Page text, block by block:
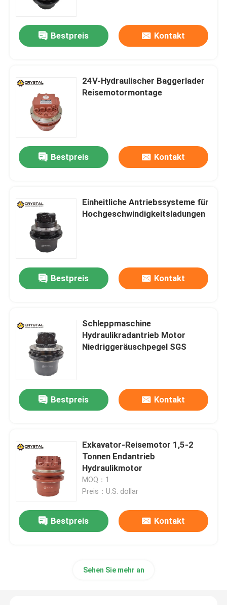
Bestpreis Kontakt
24V-Hydraulischer Baggerlader
Reisemotormontage
Bestpreis Kontakt
Einheitliche Antriebssysteme für
Hochgeschwindigkeitsladungen
Bestpreis Kontakt
Schleppmaschine
Hydraulikradantrieb Motor
Niedriggeräuschpegel SGS
Bestpreis Kontakt
Exkavator-Reisemotor 1,5-2
Tonnen Endantrieb
Hydraulikmotor
MOQ：1
Preis：U.S. dollar
Bestpreis Kontakt
Sehen Sie mehr an